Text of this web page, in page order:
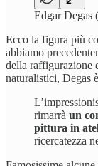
Edgar Degas
Ecco la figura più
abbiamo
della raffigurazione
naturalistici, Degas
rimarrà un
pittura in
ricercatezza